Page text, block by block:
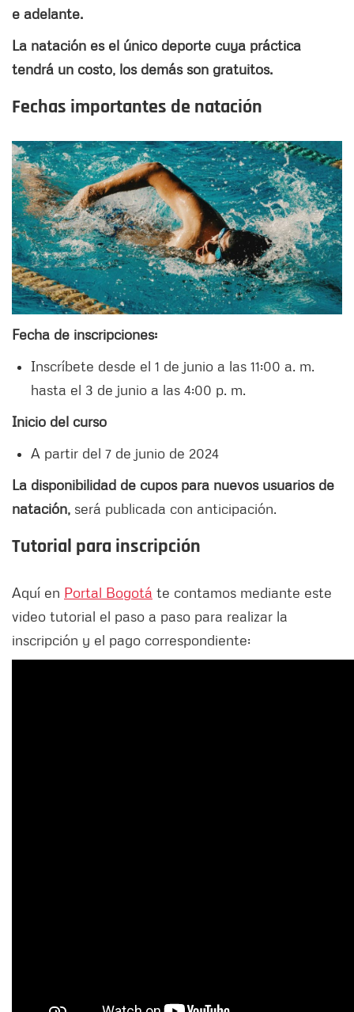
e adelante.
La natación es el único deporte cuya práctica
tendrá un costo, los demás son gratuitos.
Fechas importantes de natación
Fecha de inscripciones:
Inscríbete desde el 1 de junio a las 11:00 a. m.
hasta el 3 de junio a las 4:00 p. m.
Inicio del curso
A partir del 7 de junio de 2024
La disponibilidad de cupos para nuevos usuarios de
natación, será publicada con anticipación.
Tutorial para inscripción
Aquí en Portal Bogotá te contamos mediante este
video tutorial el paso a paso para realizar la
inscripción y el pago correspondiente: